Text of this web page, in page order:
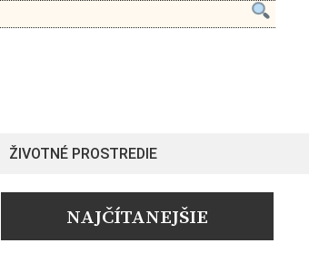
ŽIVOTNÉ PROSTREDIE
NAJČÍTANEJŠIE